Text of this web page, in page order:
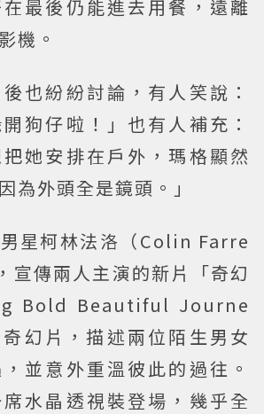
最後仍能進去用餐，遠離
機。
也紛紛討論，有人笑說：
開狗仔啦！」也有人補充：
把她安排在戶外，瑪格顯然
為外頭全是鏡頭。」
星柯林法洛（Colin Farre
宣傳兩人主演的新片「奇幻
Bold Beautiful Journe
幻片，描述兩位陌生男女
並意外重溫彼此的過往。
水晶透視裝登場，幾乎全